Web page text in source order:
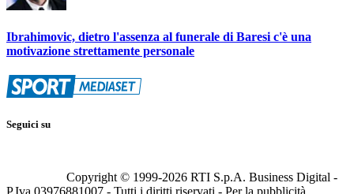
Ibrahimovic, dietro l'assenza al funerale di Baresi c'è una
motivazione strettamente personale
Seguici su
Copyright © 1999-2026 RTI S.p.A. Business Digital -
P.Iva 03976881007 - Tutti i diritti riservati - Per la pubblicità